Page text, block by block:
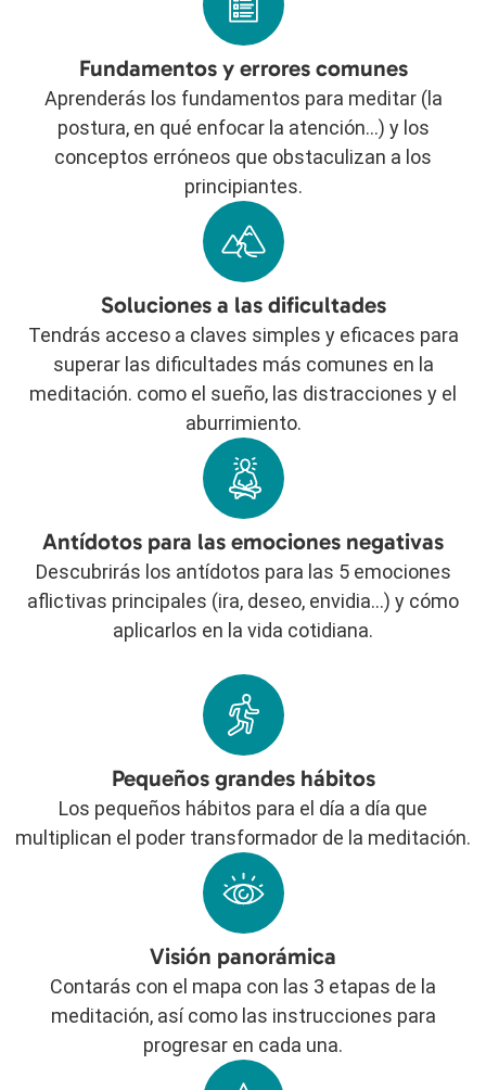
Fundamentos y errores comunes
Aprenderás los fundamentos para meditar (la
postura, en qué enfocar la atención…) y los
conceptos erróneos que obstaculizan a los
principiantes.
Soluciones a las dificultades
Tendrás acceso a claves simples y eficaces para
superar las dificultades más comunes en la
meditación. como el sueño, las distracciones y el
aburrimiento.
Antídotos para las emociones negativas
Descubrirás los antídotos para las 5 emociones
aflictivas principales (ira, deseo, envidia…) y cómo
aplicarlos en la vida cotidiana.
Pequeños grandes hábitos
Los pequeños hábitos para el día a día que
multiplican el poder transformador de la meditación.
Visión panorámica
Contarás con el mapa con las 3 etapas de la
meditación, así como las instrucciones para
progresar en cada una.